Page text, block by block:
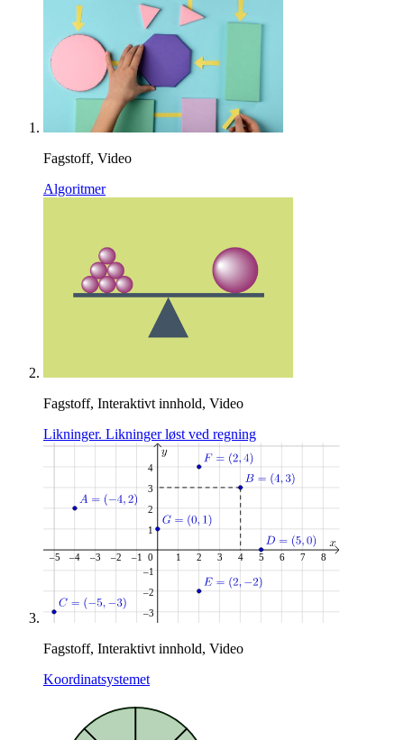
Fagstoff, Video
Algoritmer
Fagstoff, Interaktivt innhold, Video
Likninger. Likninger løst ved regning
Fagstoff, Interaktivt innhold, Video
Koordinatsystemet